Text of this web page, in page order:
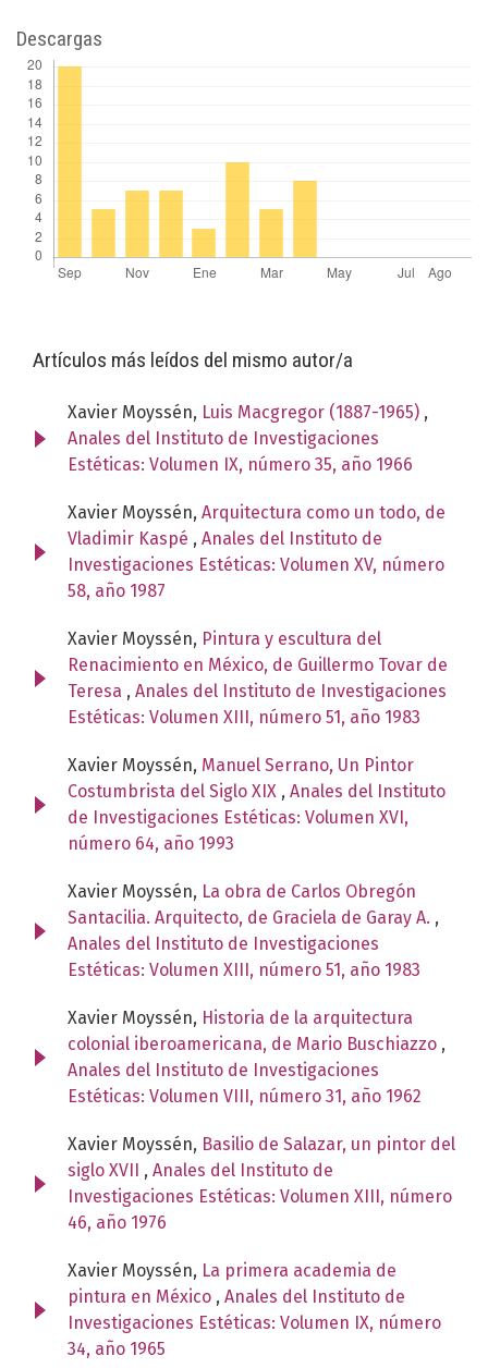
Descargas
Artículos más leídos del mismo autor/a
Xavier Moyssén, Luis Macgregor (1887-1965) ,
Anales del Instituto de Investigaciones
Estéticas: Volumen IX, número 35, año 1966
Xavier Moyssén, Arquitectura como un todo, de
Vladimir Kaspé , Anales del Instituto de
Investigaciones Estéticas: Volumen XV, número
58, año 1987
Xavier Moyssén, Pintura y escultura del
Renacimiento en México, de Guillermo Tovar de
Teresa , Anales del Instituto de Investigaciones
Estéticas: Volumen XIII, número 51, año 1983
Xavier Moyssén, Manuel Serrano, Un Pintor
Costumbrista del Siglo XIX , Anales del Instituto
de Investigaciones Estéticas: Volumen XVI,
número 64, año 1993
Xavier Moyssén, La obra de Carlos Obregón
Santacilia. Arquitecto, de Graciela de Garay A. ,
Anales del Instituto de Investigaciones
Estéticas: Volumen XIII, número 51, año 1983
Xavier Moyssén, Historia de la arquitectura
colonial iberoamericana, de Mario Buschiazzo ,
Anales del Instituto de Investigaciones
Estéticas: Volumen VIII, número 31, año 1962
Xavier Moyssén, Basilio de Salazar, un pintor del
siglo XVII , Anales del Instituto de
Investigaciones Estéticas: Volumen XIII, número
46, año 1976
Xavier Moyssén, La primera academia de
pintura en México , Anales del Instituto de
Investigaciones Estéticas: Volumen IX, número
34, año 1965